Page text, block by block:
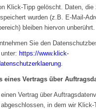
Klick-Tipp gelöscht. Daten, die
wurden (z.B. E-Mail-
bleiben hiervon unberührt.
Sie den
https://www.klick-
.
eines Vertrags über
Vertrag über
in dem wir